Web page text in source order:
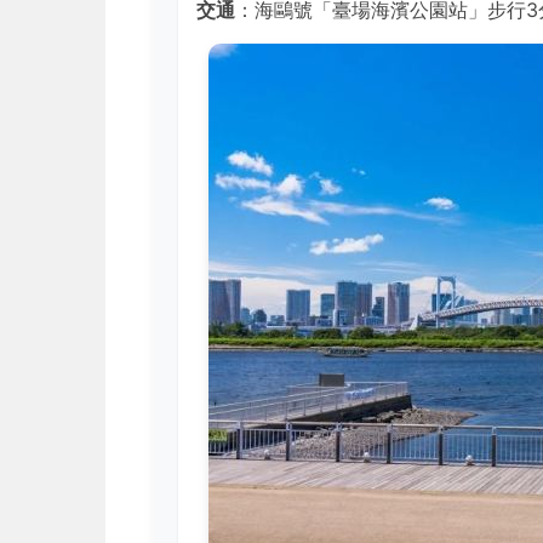
交通 ：海鷗號「臺場海濱公園站」步行